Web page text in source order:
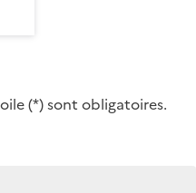
(*) sont obligatoires.